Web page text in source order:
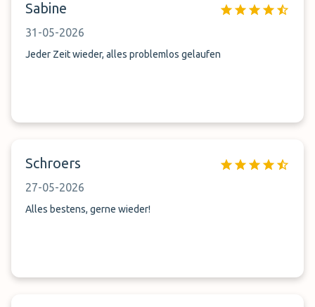
Sabine
31-05-2026
Jeder Zeit wieder, alles problemlos gelaufen
Schroers
27-05-2026
Alles bestens, gerne wieder!